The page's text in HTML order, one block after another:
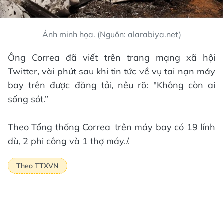
Ảnh minh họa. (Nguồn: alarabiya.net)
Ông Correa đã viết trên trang mạng xã hội
Twitter, vài phút sau khi tin tức về vụ tai nạn máy
bay trên được đăng tải, nêu rõ: "Không còn ai
sống sót.”
Theo Tổng thống Correa, trên máy bay có 19 lính
dù, 2 phi công và 1 thợ máy./.
Theo TTXVN